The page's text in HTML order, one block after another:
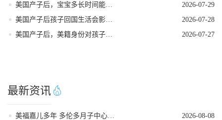
2026-07-29
2026-07-28
2026-07-27
最新资讯
2026-08-08